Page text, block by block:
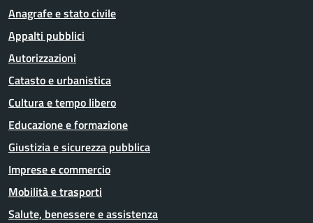
Anagrafe e stato civile
Appalti pubblici
Autorizzazioni
Catasto e urbanistica
Cultura e tempo libero
Educazione e formazione
Giustizia e sicurezza pubblica
Imprese e commercio
Mobilità e trasporti
Salute, benessere e assistenza